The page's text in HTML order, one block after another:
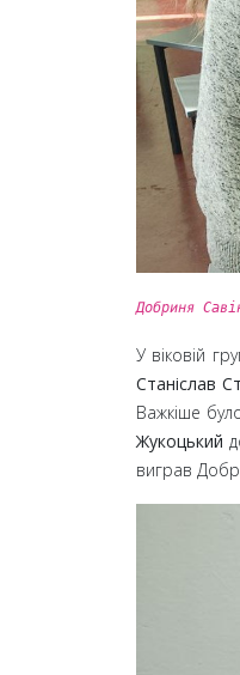
Добриня
У віковій
Станіслав
Важкіше
Жукоцький
виграв